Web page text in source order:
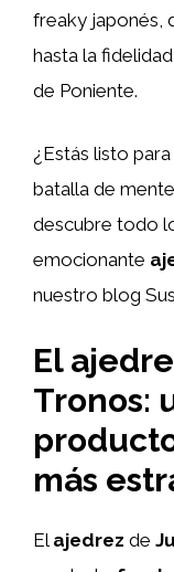
freaky japonés,
hasta la
de Poniente.
¿Estás listo
batalla de
descubre todo
emocionante
nuestro blog
El
Tronos:
más
El ajedrez de